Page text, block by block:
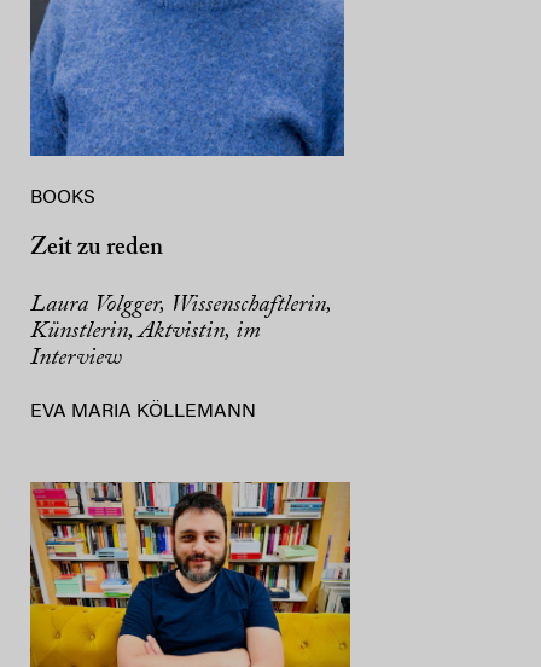
BOOKS
Zeit zu reden
Laura Volgger, Wissenschaftlerin,
Künstlerin, Aktvistin, im
Interview
EVA MARIA KÖLLEMANN